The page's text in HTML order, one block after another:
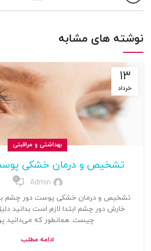
نوشته های مشابه
۱۳
خرداد
بهداشتی و مراقبتی
تشخیص و درمان خشکی
Admin
0
تشخیص و درمان خشکی پوست دور چشم
خارش دور چشم ابتدا لازم است بدانید
چیست. همانطور که می‌دانید
ادامه مطلب